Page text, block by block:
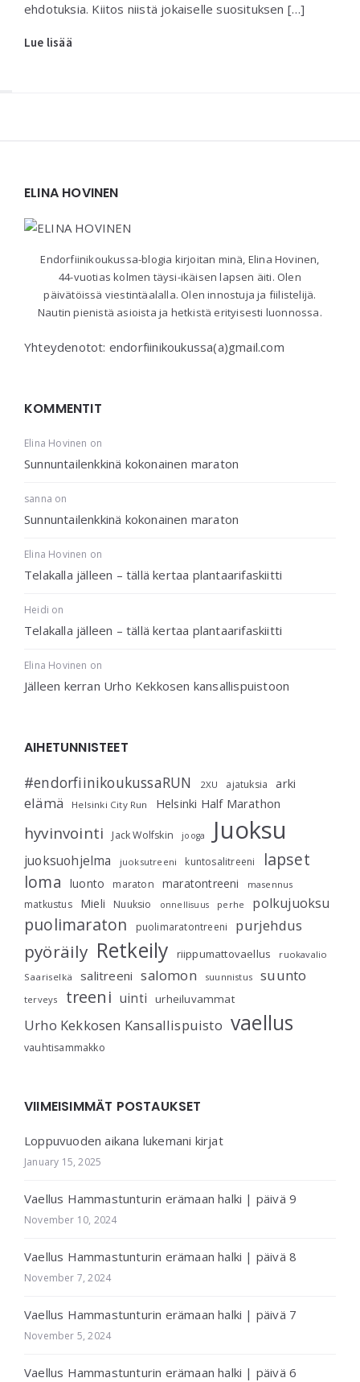
ehdotuksia. Kiitos niistä jokaiselle suosituksen […]
Lue lisää
ELINA HOVINEN
Endorfiinikoukussa-blogia kirjoitan minä, Elina Hovinen,
44-vuotias kolmen täysi-ikäisen lapsen äiti. Olen
päivätöissä viestintäalalla. Olen innostuja ja fiilistelijä.
Nautin pienistä asioista ja hetkistä erityisesti luonnossa.
Yhteydenotot: endorfiinikoukussa(a)gmail.com
KOMMENTIT
Elina Hovinen on
Sunnuntailenkkinä kokonainen maraton
sanna on
Sunnuntailenkkinä kokonainen maraton
Elina Hovinen on
Telakalla jälleen – tällä kertaa plantaarifaskiitti
Heidi on
Telakalla jälleen – tällä kertaa plantaarifaskiitti
Elina Hovinen on
Jälleen kerran Urho Kekkosen kansallispuistoon
AIHETUNNISTEET
#endorfiinikoukussaRUN 2XU ajatuksia arki
elämä Helsinki City Run Helsinki Half Marathon
hyvinvointi Jack Wolfskin jooga Juoksu
juoksuohjelma juoksutreeni kuntosalitreeni
lapset
loma
luonto maraton maratontreeni masennus
matkustus Mieli Nuuksio onnellisuus perhe polkujuoksu
puolimaraton puolimaratontreeni purjehdus
pyöräily Retkeily riippumattovaellus
ruokavalio
Saariselkä
salitreeni salomon suunnistus suunto
terveys treeni uinti urheiluvammat
Urho Kekkosen Kansallispuisto vaellus
vauhtisammakko
VIIMEISIMMÄT POSTAUKSET
Loppuvuoden aikana lukemani kirjat
January 15, 2025
Vaellus Hammastunturin erämaan halki | päivä 9
November 10, 2024
Vaellus Hammastunturin erämaan halki | päivä 8
November 7, 2024
Vaellus Hammastunturin erämaan halki | päivä 7
November 5, 2024
Vaellus Hammastunturin erämaan halki | päivä 6